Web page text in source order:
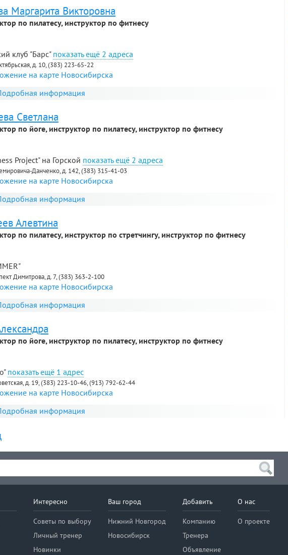
Маргарита Викторовна
по пилатесу, инструктор по фитнесу
клуб "Барс" 2 адреса
д. 10, (383) 223-65-22
на карте Новосибирска
информация
Светлана
по йоге, инструктор по пилатесу, инструктор по фитнесу
Project" на Горской 2 адреса
Данченко, д. 142, (383) 315-41-03
на карте Новосибирска
информация
Алевтина
по пилатесу, инструктор по стретчингу, инструктор по фитнесу
Димитрова, д. 7, (383) 363-2-100
на карте Новосибирска
информация
по йоге, инструктор по пилатесу, инструктор по фитнесу
1 адрес
д. 19, (383) 223-10-46, (913) 792-62-44
на карте Новосибирска
информация
Интересно
Советы по выбору
Личный тренер
Новинки
Ваш город
Нижний Новгород
Новосибирск
Добавить
Компанию
Тренера
Объявление
О нас
О проекте